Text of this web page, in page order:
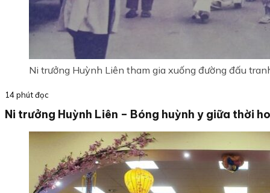
Ni trưởng Huỳnh Liên tham gia xuống đường đấu
14 phút đọc
Ni trưởng Huỳnh Liên – Bóng huỳnh y giữa thời